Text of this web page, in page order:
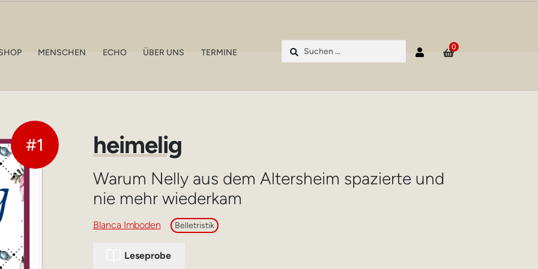
MENSCHEN ECHO ÜBER UNS TERMINE
Suchen
nach:
0
#1 heimelig
Warum Nelly aus dem Altersheim spazierte und
nie mehr wiederkam
Blanca Imboden Belletristik
Leseprobe